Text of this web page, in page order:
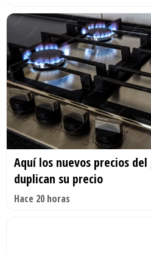
Aquí los nuevos precios
duplican su precio
Hace 20 horas